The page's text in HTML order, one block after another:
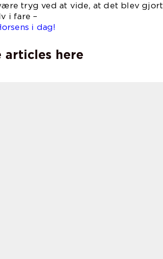
tryg ved at vide, at det blev gjort
i fare –
i dag!
articles here